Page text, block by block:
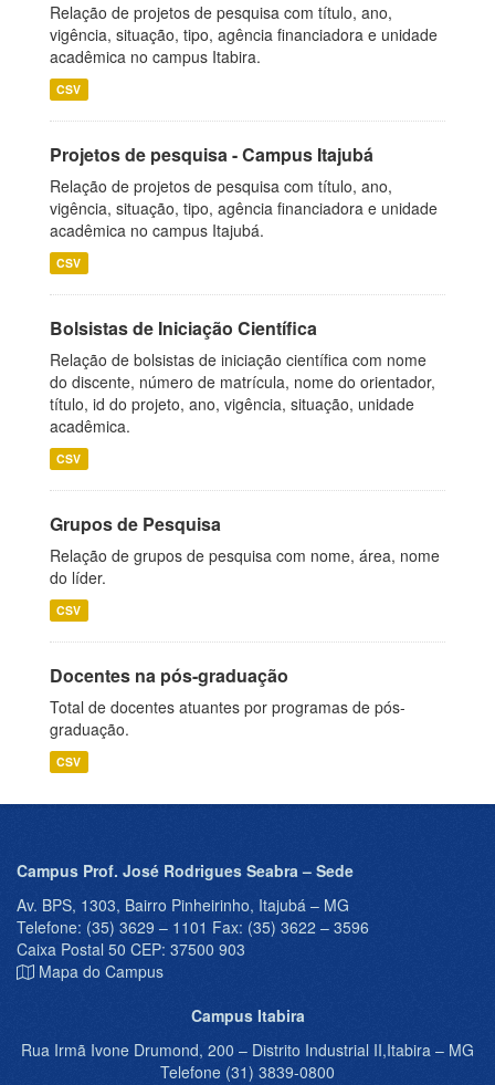
Relação de projetos de pesquisa com título, ano,
vigência, situação, tipo, agência financiadora e unidade
acadêmica no campus Itabira.
CSV
Projetos de pesquisa - Campus Itajubá
Relação de projetos de pesquisa com título, ano,
vigência, situação, tipo, agência financiadora e unidade
acadêmica no campus Itajubá.
CSV
Bolsistas de Iniciação Científica
Relação de bolsistas de iniciação científica com nome
do discente, número de matrícula, nome do orientador,
título, id do projeto, ano, vigência, situação, unidade
acadêmica.
CSV
Grupos de Pesquisa
Relação de grupos de pesquisa com nome, área, nome
do líder.
CSV
Docentes na pós-graduação
Total de docentes atuantes por programas de pós-
graduação.
CSV
Campus Prof. José Rodrigues Seabra – Sede
Av. BPS, 1303, Bairro Pinheirinho, Itajubá – MG
Telefone: (35) 3629 – 1101 Fax: (35) 3622 – 3596
Caixa Postal 50 CEP: 37500 903
Mapa do Campus
Campus Itabira
Rua Irmã Ivone Drumond, 200 – Distrito Industrial II,Itabira – MG
Telefone (31) 3839-0800